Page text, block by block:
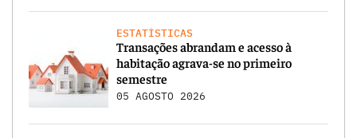
ESTATÍSTICAS
Transações abrandam e acesso à
habitação agrava-se no primeiro
semestre
05 AGOSTO 2026